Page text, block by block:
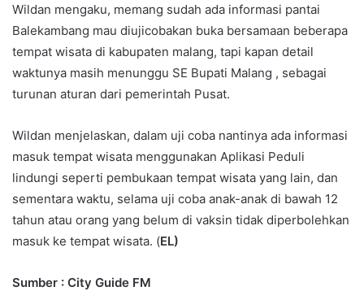
Wildan mengaku, memang sudah ada informasi pantai
Balekambang mau diujicobakan buka bersamaan beberapa
tempat wisata di kabupaten malang, tapi kapan detail
waktunya masih menunggu SE Bupati Malang , sebagai
turunan aturan dari pemerintah Pusat.
Wildan menjelaskan, dalam uji coba nantinya ada informasi
masuk tempat wisata menggunakan Aplikasi Peduli
lindungi seperti pembukaan tempat wisata yang lain, dan
sementara waktu, selama uji coba anak-anak di bawah 12
tahun atau orang yang belum di vaksin tidak diperbolehkan
masuk ke tempat wisata. (EL)
Sumber : City Guide FM